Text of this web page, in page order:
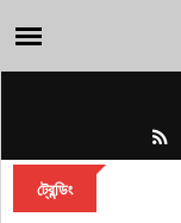
ট্রেন্ডিং
News: অযোধ্যায়